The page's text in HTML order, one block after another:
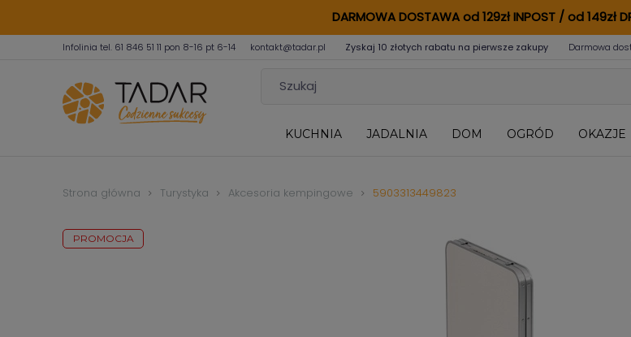
DARMOWA DOSTAWA od 129zł INPOST / od 149zł
Infolinia tel. 61 846 51 11 pon 8-16 pt 6-14 kontakt@tadar.pl Zyskaj 10 złotych rabatu na pierwsze zakupy Darmowa
KUCHNIA JADALNIA DOM OGRÓD OKAZJE
Strona główna Turystyka Akcesoria kempingowe 5903313449823
PROMOCJA